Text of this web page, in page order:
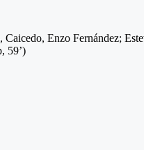
Enzo Fernández;
59’)